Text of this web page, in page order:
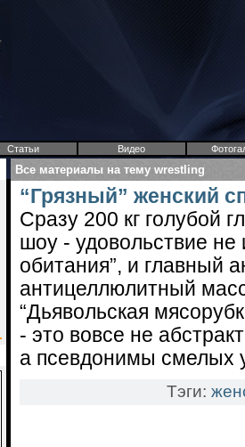
Статьи Видео
Все материалы на тему wrestling
“Грязный” женский
Сразу 200 кг голубой
шоу - удовольствие
обитания”, и главный
антицеллюлитный
“Дьявольская
- это вовсе не
а псевдонимы смелых
Тэги: